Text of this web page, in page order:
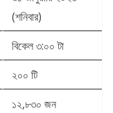
(শনিবার)
বিকেল ৩:০০ টা
২০০ টি
১২,৮৩০ জন